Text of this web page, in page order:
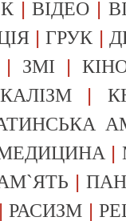
|ВІДЕО |
|ГРУК |
| ЗМІ |
|
|
|
|РАСИЗМ |